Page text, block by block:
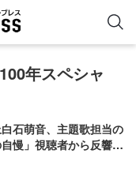
年スペシャ
石萌音、主題歌担当の
慢」視聴者から反響殺